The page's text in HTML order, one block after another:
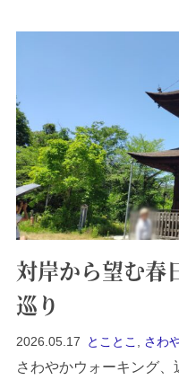
対岸から望む春
巡り
2026.05.17 とことこ さわ
さわやかウォーキング、